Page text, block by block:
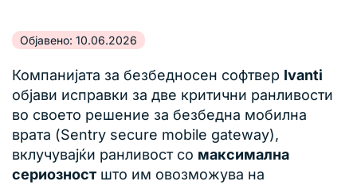
Објавено: 10.06.2026
Компанијата за безбедносен софтвер Ivanti
објави исправки за две критични ранливости
во своето решение за безбедна мобилна
врата (Sentry secure mobile gateway),
вклучувајќи ранливост со максимална
сериозност што им овозможува на